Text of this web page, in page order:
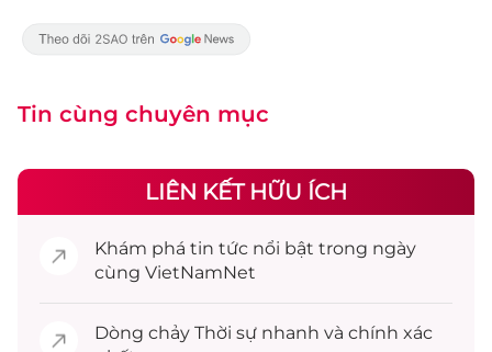
Tin cùng chuyên mục
LIÊN KẾT HỮU ÍCH
Khám phá tin tức nổi bật trong ngày
cùng VietNamNet
Dòng chảy Thời sự nhanh và chính xác